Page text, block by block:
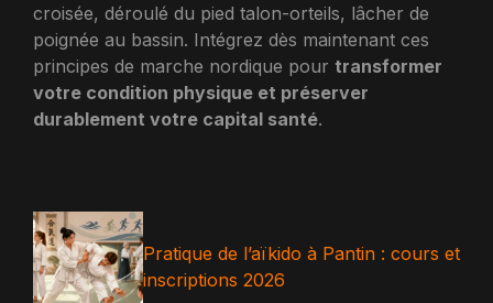
croisée, déroulé du pied talon-orteils, lâcher de
poignée au bassin. Intégrez dès maintenant ces
principes de marche nordique pour transformer
votre condition physique et préserver
durablement votre capital santé.
Pratique de l’aïkido à Pantin : cours et
inscriptions 2026